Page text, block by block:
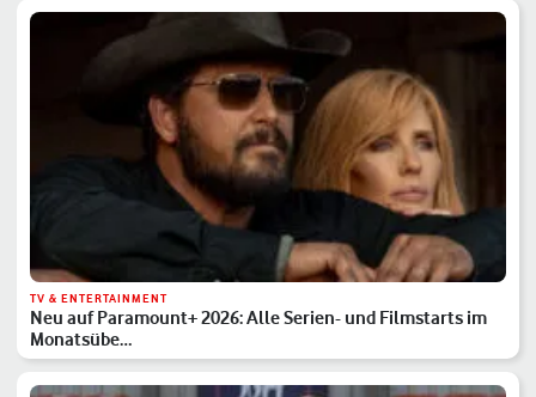
TV & ENTERTAINMENT
Neu auf Paramount+ 2026: Alle Serien- und Filmstarts im
Monatsübe…